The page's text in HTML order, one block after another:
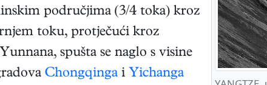
područjima (3/4 toka) kroz
toku, protječući kroz
spušta se naglo s visine
Chongqinga i Yichanga